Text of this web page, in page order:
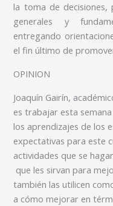
la toma de decisiones,
generales y
entregando
el fin último de
OPINION
Joaquín Gairín,
es trabajar esta
los aprendizajes de los
expectativas para este
actividades que se
que les sirvan para
también las utilicen
a cómo mejorar en